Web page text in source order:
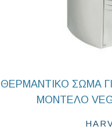
ΘΕΡΜΑΝΤΙΚΟ ΣΩΜΑ
ΜΟΝΤΕΛΟ